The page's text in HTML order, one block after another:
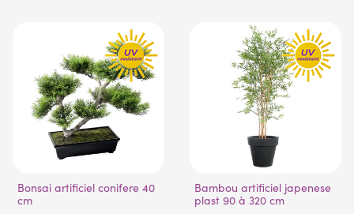
(5 avis)
(10 avis)
Bonsai artificiel conifere 40
cm
Bambou artificiel japenese
plast 90 à 320 cm